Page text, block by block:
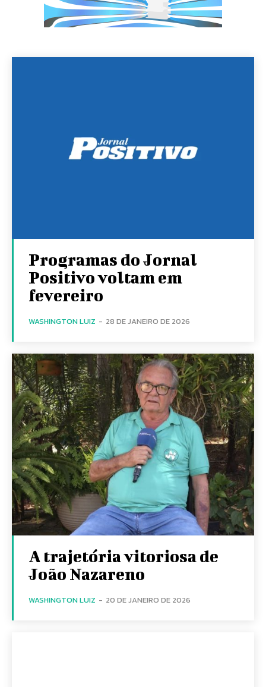
Programas do Jornal
Positivo voltam em
fevereiro
WASHINGTON LUIZ - 28 DE JANEIRO DE 2026
A trajetória vitoriosa de
João Nazareno
WASHINGTON LUIZ - 20 DE JANEIRO DE 2026